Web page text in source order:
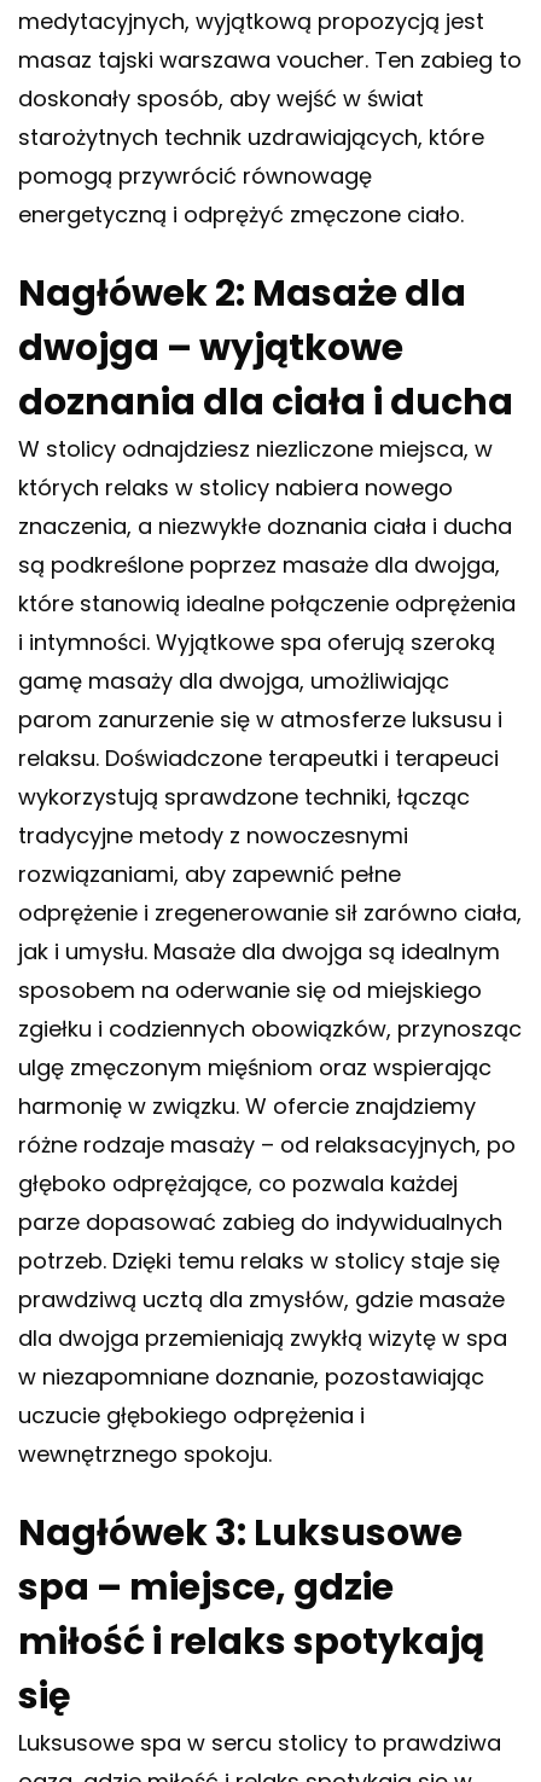
medytacyjnych, wyjątkową propozycją jest
masaz tajski warszawa voucher. Ten zabieg to
doskonały sposób, aby wejść w świat
starożytnych technik uzdrawiających, które
pomogą przywrócić równowagę
energetyczną i odprężyć zmęczone ciało.
Nagłówek 2: Masaże dla
dwojga – wyjątkowe
doznania dla ciała i ducha
W stolicy odnajdziesz niezliczone miejsca, w
których relaks w stolicy nabiera nowego
znaczenia, a niezwykłe doznania ciała i ducha
są podkreślone poprzez masaże dla dwojga,
które stanowią idealne połączenie odprężenia
i intymności. Wyjątkowe spa oferują szeroką
gamę masaży dla dwojga, umożliwiając
parom zanurzenie się w atmosferze luksusu i
relaksu. Doświadczone terapeutki i terapeuci
wykorzystują sprawdzone techniki, łącząc
tradycyjne metody z nowoczesnymi
rozwiązaniami, aby zapewnić pełne
odprężenie i zregenerowanie sił zarówno ciała,
jak i umysłu. Masaże dla dwojga są idealnym
sposobem na oderwanie się od miejskiego
zgiełku i codziennych obowiązków, przynosząc
ulgę zmęczonym mięśniom oraz wspierając
harmonię w związku. W ofercie znajdziemy
różne rodzaje masaży – od relaksacyjnych, po
głęboko odprężające, co pozwala każdej
parze dopasować zabieg do indywidualnych
potrzeb. Dzięki temu relaks w stolicy staje się
prawdziwą ucztą dla zmysłów, gdzie masaże
dla dwojga przemieniają zwykłą wizytę w spa
w niezapomniane doznanie, pozostawiając
uczucie głębokiego odprężenia i
wewnętrznego spokoju.
Nagłówek 3: Luksusowe
spa – miejsce, gdzie
miłość i relaks spotykają
się
Luksusowe spa w sercu stolicy to prawdziwa